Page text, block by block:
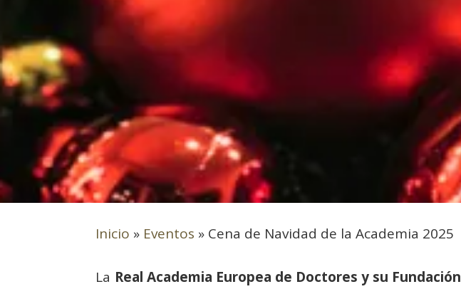
Inicio » Eventos » Cena de Navidad de la Academia 2025
La Real Academia Europea de Doctores y su Fundación